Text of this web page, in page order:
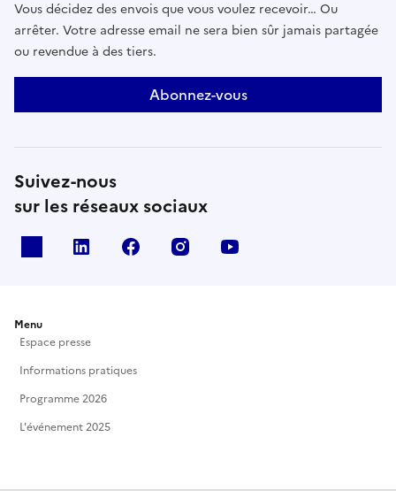
Vous décidez des envois que vous voulez recevoir… Ou
arrêter. Votre adresse email ne sera bien sûr jamais partagée
ou revendue à des tiers.
Abonnez-vous
Suivez-nous
sur les réseaux sociaux
Linkedin Facebook Instagram
Menu
Espace presse
Informations pratiques
Programme 2026
L'événement 2025